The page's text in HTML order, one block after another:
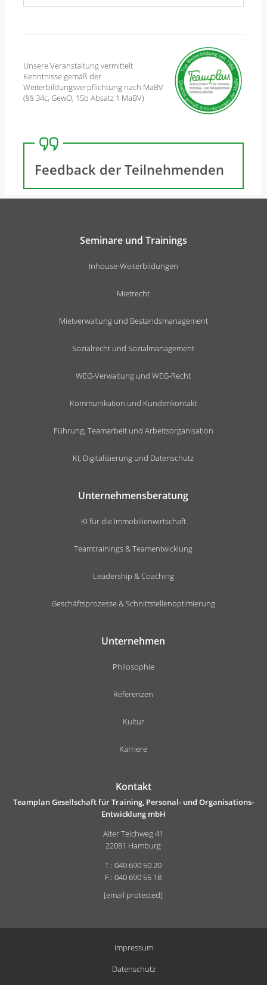
Unsere Veranstaltung vermittelt
Kenntnisse gemäß der
Weiterbildungsverpflichtung nach MaBV
(§§ 34c, GewO, 15b Absatz 1 MaBV)
Feedback der Teilnehmenden
Seminare und Trainings
Inhouse-Weiterbildungen
Mietrecht
Mietverwaltung und Bestandsmanagement
Sozialrecht und Sozialmanagement
WEG-Verwaltung und WEG-Recht
Kommunikation und Kundenkontakt
Führung, Teamarbeit und Arbeitsorganisation
KI, Digitalisierung und Datenschutz
Unternehmensberatung
KI für die Immobilienwirtschaft
Teamtrainings & Teamentwicklung
Leadership & Coaching
Geschäftsprozesse & Schnittstellenoptimierung
Unternehmen
Philosophie
Referenzen
Kultur
Karriere
Kontakt
Teamplan Gesellschaft für Training, Personal- und Organisations-
Entwicklung mbH
Alter Teichweg 41
22081 Hamburg
T.: 040 690 50 20
F.: 040 690 55 18
[email protected]
Impressum
Datenschutz